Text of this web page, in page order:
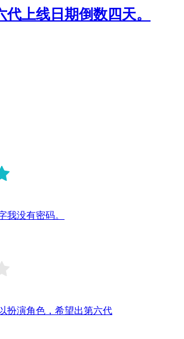
代上线日期倒数四天。
我没有密码。
扮演角色，希望出第六代